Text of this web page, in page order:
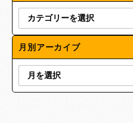
月別アーカイブ